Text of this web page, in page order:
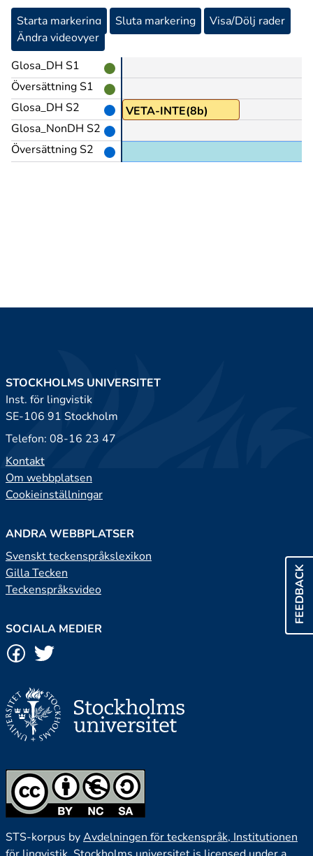
Starta markering Sluta markering
Visa/Dölj rader
Ändra videovyer
Glosa_DH S1
Översättning S1
Glosa_DH S2
Glosa_NonDH S2
Översättning S2
VETA-INTE(8b)
FEEDBACK
STOCKHOLMS UNIVERSITET
Inst. för lingvistik
SE-106 91 Stockholm
Telefon: 08-16 23 47
Kontakt
Om webbplatsen
Cookieinställningar
ANDRA WEBBPLATSER
Svenskt teckenspråkslexikon
Gilla Tecken
Teckenspråksvideo
SOCIALA MEDIER
STS-korpus byAvdelningen för teckenspråk, Institutionen